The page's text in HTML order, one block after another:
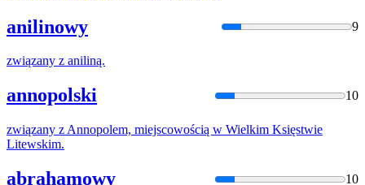
anilinowy 9
związany z aniliną.
annopolski 10
związany z Annopolem, miejscowością w Wielkim Księstwie
Litewskim.
abrahamowy 10